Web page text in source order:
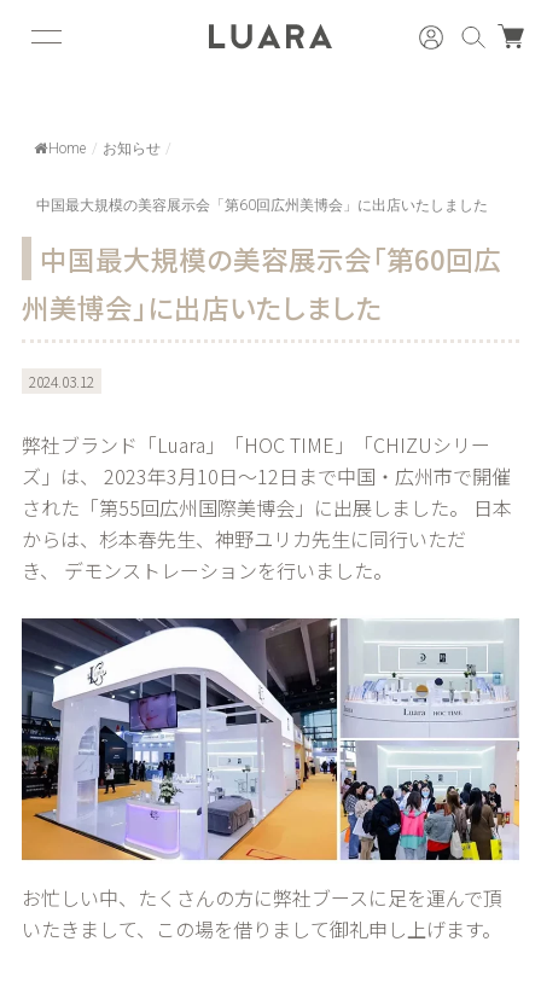
Home / お知らせ /
中国最大規模の美容展示会「第60回広州美博会」に出店いたしました
中国最大規模の美容展示会「第60回広
州美博会」に出店いたしました
2024.03.12
弊社ブランド「Luara」「HOC TIME」「CHIZUシリー
ズ」は、 2023年3月10日～12日まで中国・広州市で開催
された「第55回広州国際美博会」に出展しました。 日本
からは、杉本春先生、神野ユリカ先生に同行いただ
き、 デモンストレーションを行いました。
お忙しい中、たくさんの方に弊社ブースに足を運んで頂
いたきまして、この場を借りまして御礼申し上げます。